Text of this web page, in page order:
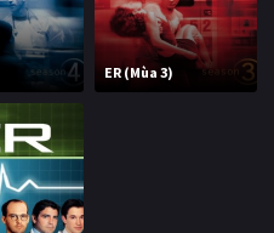
ER (Mùa 3)